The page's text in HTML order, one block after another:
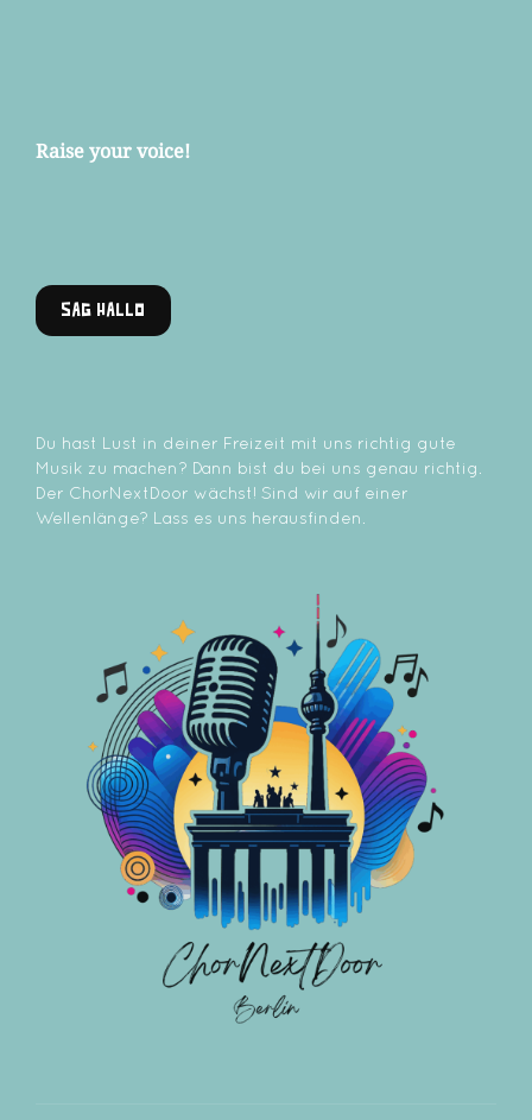
Raise your voice!
SAG HALLO
Du hast Lust in deiner Freizeit mit uns richtig gute
Musik zu machen? Dann bist du bei uns genau richtig.
Der ChorNextDoor wächst! Sind wir auf einer
Wellenlänge? Lass es uns herausfinden.